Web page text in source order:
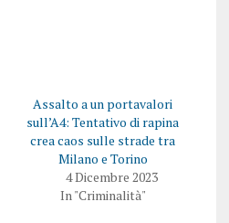
Assalto a un portavalori
sull’A4: Tentativo di rapina
crea caos sulle strade tra
Milano e Torino
4 Dicembre 2023
In "Criminalità"